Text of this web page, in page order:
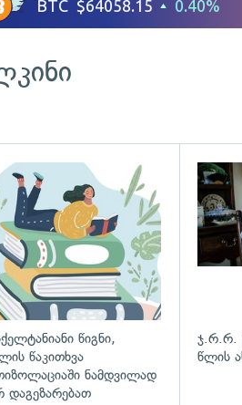
წიგნი,
წაკითხვა
ნამდვილად
დაგეზარებათ
ჯ.რ.რ.
წლის